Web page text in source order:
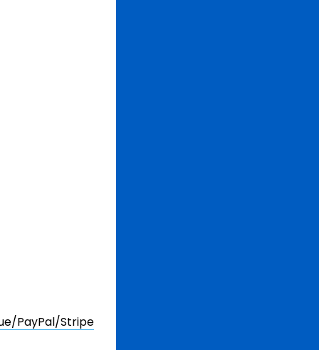
PayPal/Stripe